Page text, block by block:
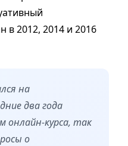
в 2012, 2014 и 2016
на
два года
онлайн-курса, так
о